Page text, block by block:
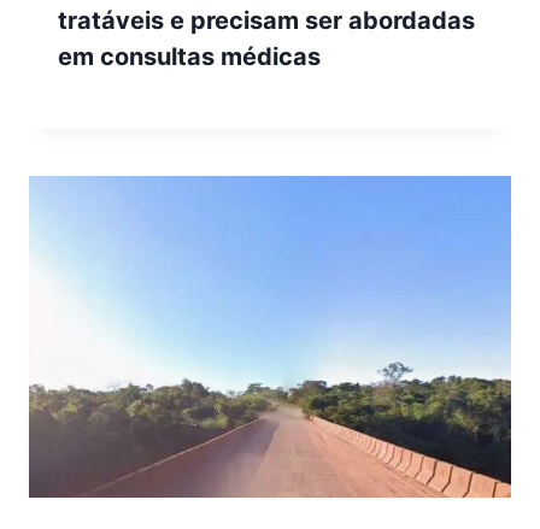
tratáveis e precisam ser abordadas
em consultas médicas